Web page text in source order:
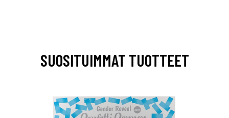
SUOSITUIMMAT TUOTTEET